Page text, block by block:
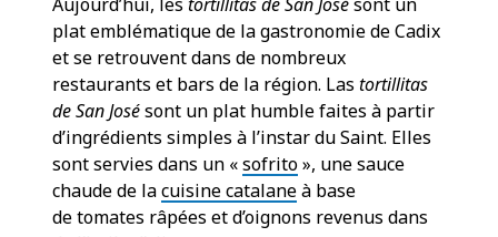
plat emblématique de la gastronomie de Cadix
et se retrouvent dans de nombreux
restaurants et bars de la région. Lastortillitas
de San Josésont un plat humble faites à partir
d’ingrédients simples à l’instar du Saint. Elles
sont servies dans un «sofrito», une sauce
chaude de lacuisine catalaneà base
de tomates râpées et d’oignons revenus dans